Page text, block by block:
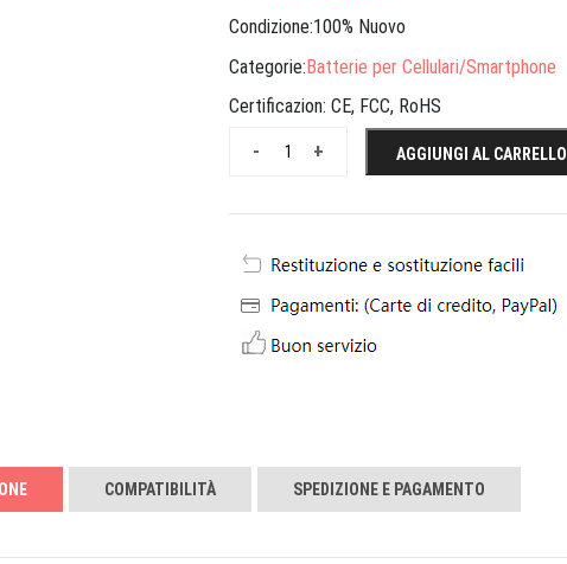
Condizione:100% Nuovo
Categorie:Batterie per Cellulari/Smartphone
Certificazion: CE, FCC, RoHS
+
- AGGIUNGI AL CARRELLO
COMPATIBILITÀ SPEDIZIONE E PAGAMENTO